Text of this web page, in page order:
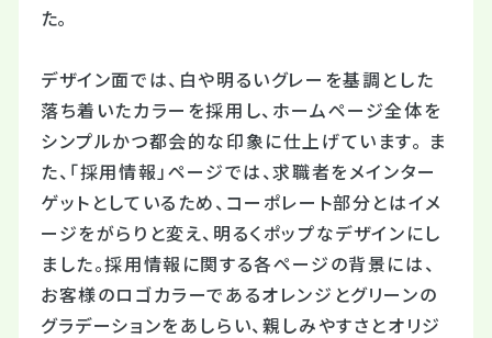
た。
デザイン面では、白や明るいグレーを基調とした
落ち着いたカラーを採用し、ホームページ全体を
シンプルかつ都会的な印象に仕上げています。 ま
た、「採用情報」ページでは、求職者をメインター
ゲットとしているため、コーポレート部分とはイメ
ージをがらりと変え、明るくポップなデザインにし
ました。採用情報に関する各ページの背景には、
お客様のロゴカラーであるオレンジとグリーンの
グラデーションをあしらい、親しみやすさとオリジ